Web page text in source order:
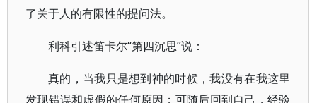
了关于人的有限性的提问法。
利科引述笛卡尔“第四沉思”说：
真的，当我只是想到神的时候，我没有在我这里
发现错误和虚假的任何原因；可随后回到自己，经验